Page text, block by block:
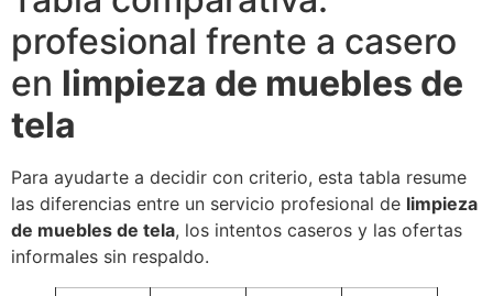
profesional frente a casero
en limpieza de muebles de
tela
Para ayudarte a decidir con criterio, esta tabla resume
las diferencias entre un servicio profesional de limpieza
de muebles de tela, los intentos caseros y las ofertas
informales sin respaldo.